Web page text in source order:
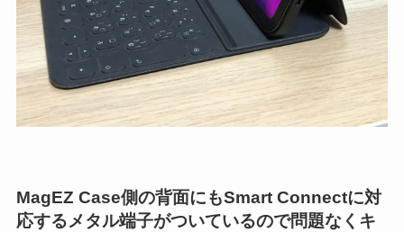
MagEZ Case側の背面にもSmart Connectに対
応するメタル端子がついているので問題なくキ